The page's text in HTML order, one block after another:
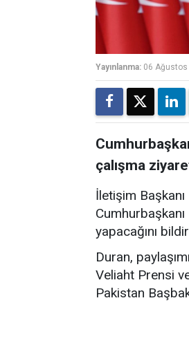
Yayınlanma: 06 Ağustos
çalışma
İletişim
yapacağını
Duran,
Veliaht Prensi
Pakistan